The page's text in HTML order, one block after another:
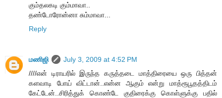
கும்தலகடி கும்மாவா..
தண்டோரோன்னா சும்மாவா...
Reply
மணிஜி
July 3, 2009 at 4:52 PM
////என் டிராயரில் இருந்த கருத்தடை மாத்திரையை ஒரு பித்தன்
களவாடி போய் விட்டான்..என்ன ஆகும் என்று மாத்ரூபூதத்திடம்
கேட்டேன்..சிரித்துக் கொண்டே குதிரைக்கு கொள்ளுக்கு பதில்